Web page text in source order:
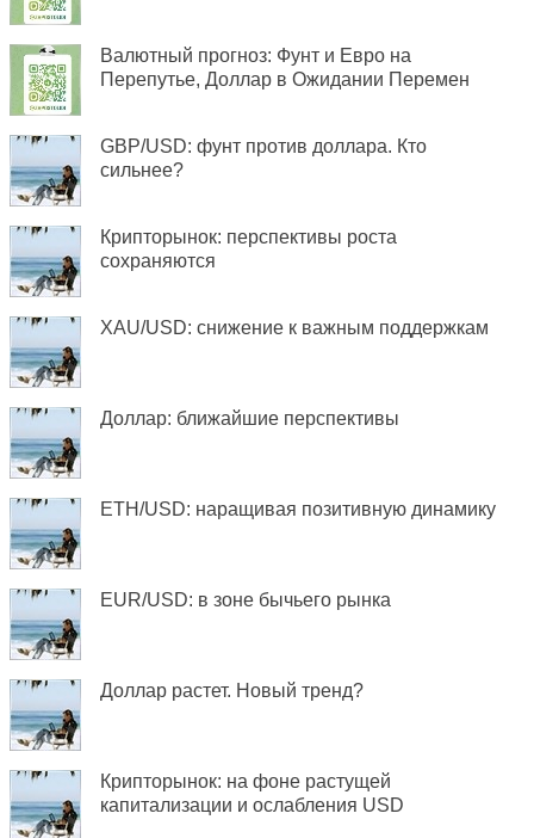
Валютный прогноз: Фунт и Евро на
Перепутье, Доллар в Ожидании Перемен
GBP/USD: фунт против доллара. Кто
сильнее?
Крипторынок: перспективы роста
сохраняются
XAU/USD: снижение к важным поддержкам
Доллар: ближайшие перспективы
ETH/USD: наращивая позитивную динамику
EUR/USD: в зоне бычьего рынка
Доллар растет. Новый тренд?
Крипторынок: на фоне растущей
капитализации и ослабления USD